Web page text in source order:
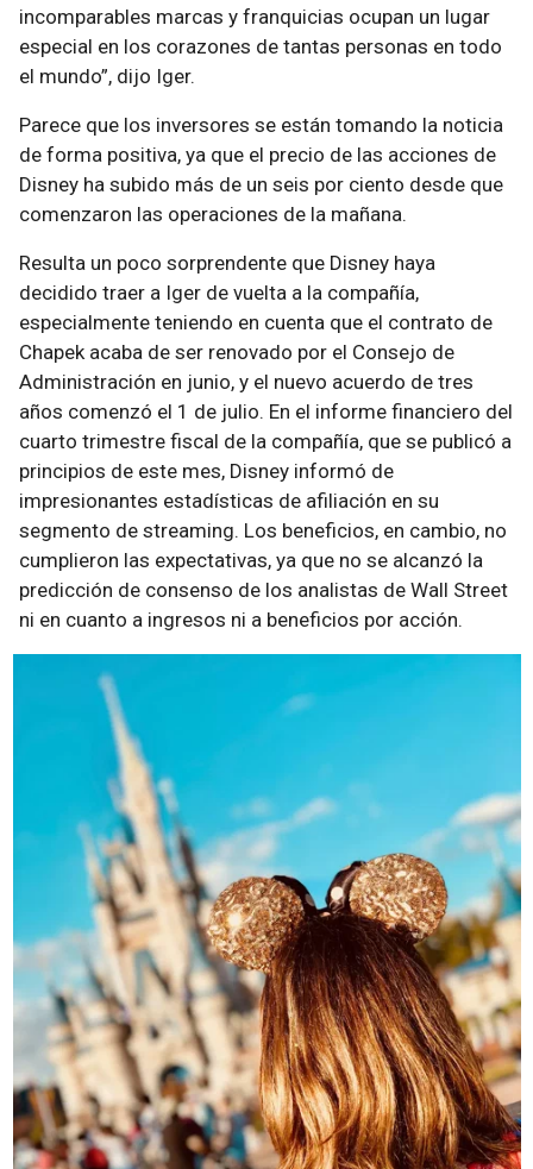
incomparables marcas y franquicias ocupan un lugar
especial en los corazones de tantas personas en todo
el mundo”, dijo Iger.
Parece que los inversores se están tomando la noticia
de forma positiva, ya que el precio de las acciones de
Disney ha subido más de un seis por ciento desde que
comenzaron las operaciones de la mañana.
Resulta un poco sorprendente que Disney haya
decidido traer a Iger de vuelta a la compañía,
especialmente teniendo en cuenta que el contrato de
Chapek acaba de ser renovado por el Consejo de
Administración en junio, y el nuevo acuerdo de tres
años comenzó el 1 de julio. En el informe financiero del
cuarto trimestre fiscal de la compañía, que se publicó a
principios de este mes, Disney informó de
impresionantes estadísticas de afiliación en su
segmento de streaming. Los beneficios, en cambio, no
cumplieron las expectativas, ya que no se alcanzó la
predicción de consenso de los analistas de Wall Street
ni en cuanto a ingresos ni a beneficios por acción.